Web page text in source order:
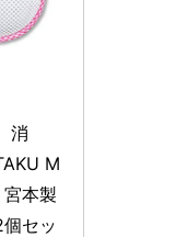
消
M
本製
セッ